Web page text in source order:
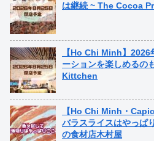
は継続 ~ The Cocoa
【Ho Chi Minh】2026
ーションを楽しめるの
Kittchen
【Ho Chi Minh・
バラスライスはやっぱ
の食材店木村屋